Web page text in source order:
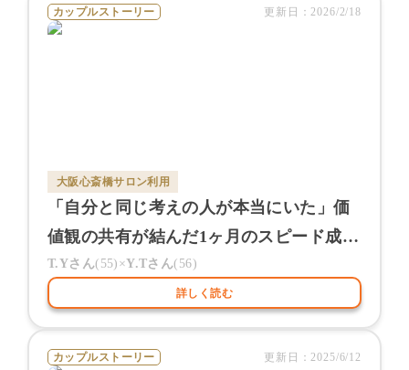
カップルストーリー 更新日：2026/2/18
大阪心斎橋サロン利用
「自分と同じ考えの人が本当にいた」価
値観の共有が結んだ1ヶ月のスピード成
婚
T.Yさん( 55)×Y.Tさん( 56)
詳しく読む
カップルストーリー 更新日：2025/6/12